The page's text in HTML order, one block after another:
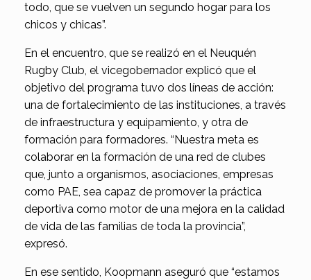
todo, que se vuelven un segundo hogar para los
chicos y chicas”.
En el encuentro, que se realizó en el Neuquén
Rugby Club, el vicegobernador explicó que el
objetivo del programa tuvo dos líneas de acción:
una de fortalecimiento de las instituciones, a través
de infraestructura y equipamiento, y otra de
formación para formadores. “Nuestra meta es
colaborar en la formación de una red de clubes
que, junto a organismos, asociaciones, empresas
como PAE, sea capaz de promover la práctica
deportiva como motor de una mejora en la calidad
de vida de las familias de toda la provincia”,
expresó.
En ese sentido, Koopmann aseguró que “estamos